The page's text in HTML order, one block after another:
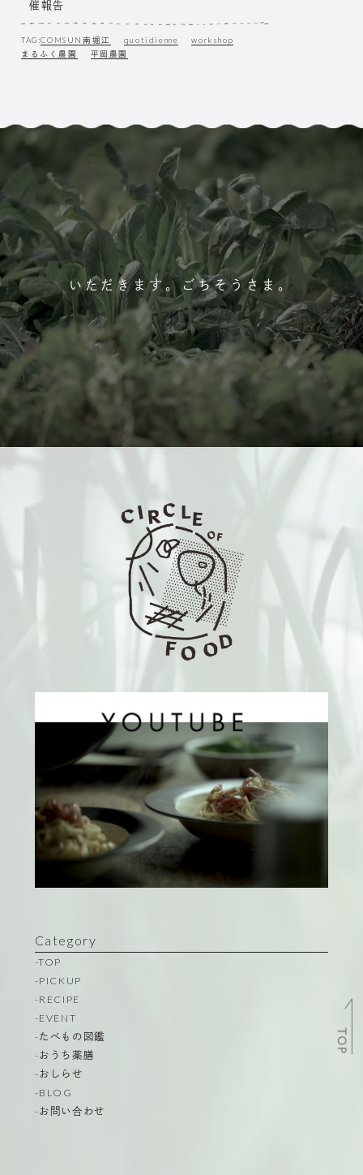
催報告
TAG:COMSUN南堀江 quotidienne
workshop
まるふく農園
平岡農園
いただきます。ごちそうさま。
Category
-TOP
-PICKUP
-RECIPE
-EVENT
-たべもの図鑑
-おうち薬膳
-おしらせ
-BLOG
-お問い合わせ
TOP